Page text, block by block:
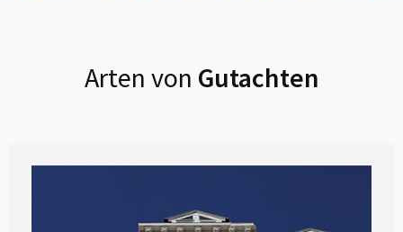
Arten von Gutachten